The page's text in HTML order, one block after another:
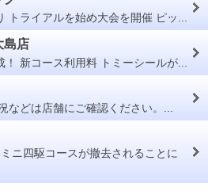
トライアルを始め大会を開催 ピッ...
島店
！ 新コース利用料 トミーシールが...
などは店舗にご確認ください。...
ニ四駆コースが撤去されることに